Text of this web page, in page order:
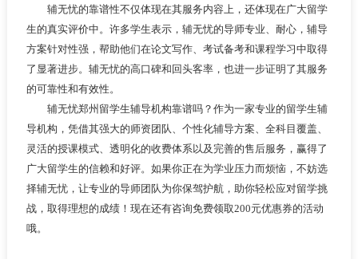
辅无忧的靠谱性不仅体现在其服务内容上，还体现在广大留学
生的真实评价中。许多学生表示，辅无忧的导师专业、耐心，辅导
方案针对性强，帮助他们在论文写作、考试备考和课程学习中取得
了显著进步。辅无忧的高口碑和回头客率，也进一步证明了其服务
的可靠性和有效性。
辅无忧郑州留学生辅导机构靠谱吗？作为一家专业的留学生辅
导机构，凭借其强大的师资团队、个性化辅导方案、全科目覆盖、
灵活的授课模式、透明化的收费体系以及完善的售后服务，赢得了
广大留学生的信赖和好评。如果你正在为学业压力而烦恼，不妨选
择辅无忧，让专业的导师团队为你保驾护航，助你轻松应对留学挑
战，取得理想的成绩！现在还有咨询免费领取200元优惠券的活动
哦。